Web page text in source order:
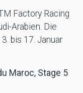
Factory Racing
Arabien. Die
bis 17. Januar
Maroc, Stage 5